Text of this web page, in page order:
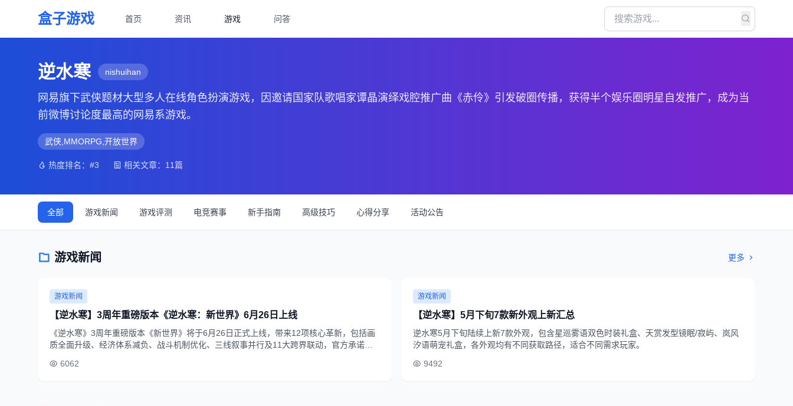
盒子游戏 首页 资讯 游戏 问答
逆水寒 nishuihan
网易旗下武侠题材大型多人在线角色扮演游戏，因邀请国家队歌唱家谭晶演绎戏腔推广曲《赤伶》引发破圈传播，获得半个娱乐圈明星自发推广，成为当
前微博讨论度最高的网易系游戏。
武侠,MMORPG,开放世界
热度排名：#3 相关文章：11篇
全部 游戏新闻 游戏评测 电竞赛事 新手指南 高级技巧 心得分享 活动公告
游戏新闻 更多
游戏新闻
【逆水寒】3周年重磅版本《逆水寒：新世界》6月26日上线
《逆水寒》3周年重磅版本《新世界》将于6月26日正式上线，带来12项核心革新，包括画
质全面升级、经济体系减负、战斗机制优化、三线叙事并行及11大跨界联动，官方承诺全
6062
游戏新闻
【逆水寒】5月下旬7款新外观上新汇总
逆水寒5月下旬陆续上新7款外观，包含星巡雾语双色时装礼盒、天赏发型镜眠/寂屿、岚风
汐语萌宠礼盒，各外观均有不同获取路径，适合不同需求玩家。
9492